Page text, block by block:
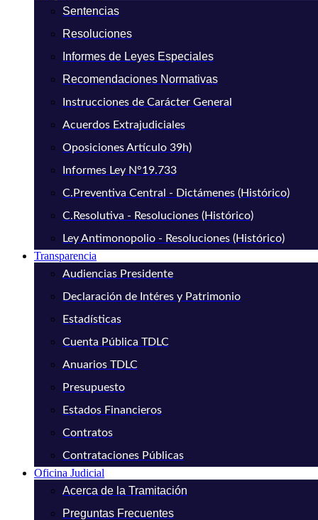
Sentencias
Resoluciones
Informes de Leyes Especiales
Recomendaciones Normativas
Instrucciones de Carácter General
Acuerdos Extrajudiciales
Oposiciones Artículo 39h)
Informes Ley N°19.733
C.Preventiva Central - Dictámenes (Histórico)
C.Resolutiva - Resoluciones (Histórico)
Ley Antimonopolio - Resoluciones (Histórico)
Transparencia
Audiencias Presidente
Declaración de Intéres y Patrimonio
Estadísticas
Cuenta Pública TDLC
Anuarios TDLC
Presupuesto
Estados Financieros
Contratos
Contrataciones Públicas
Oficina Judicial
Acerca de la Tramitación
Preguntas Frecuentes